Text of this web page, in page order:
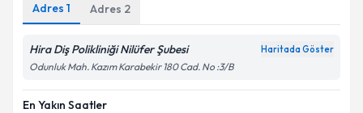
Adres 1 Adres 2
Hira Diş Polikliniği Nilüfer Şubesi Haritada Göster
Odunluk Mah. Kazım Karabekir 180 Cad. No :3/B
En Yakın Saatler